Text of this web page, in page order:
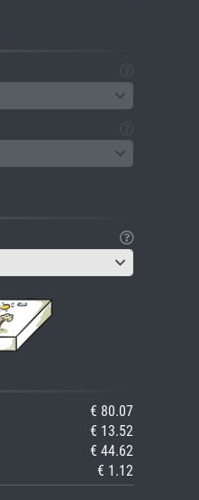
€ 80.07
€ 13.52
€ 44.62
€ 1.12